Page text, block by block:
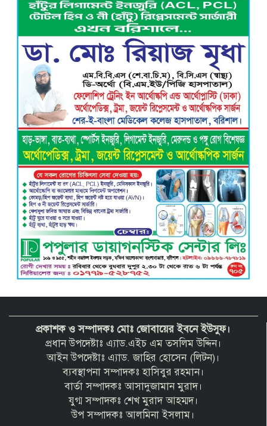
সিআইডিকে তদন্তের নির্দেশ
নতুন নেতৃত্বে এগিয়ে যাওয়ার প্রত্যয়ে
বাকেরগঞ্জের বাখরকাঠি বি আই টি বালিকা
মাধ্যমিক বিদ্যালয়, এডহক কমিটির অভিষেকে
শিক্ষার মানোন্নয়নের অঙ্গীকার
বরিশালে গভীর রাতে বিশ্ববিদ্যালয়
শিক্ষার্থীদের তৎপরতায় অবৈধ বাল্কহেড এবং
লোড ড্রেজার জব্দ, ৪ জনের এক মাসের
কারাদণ্ড
ভয়াবহ বিস্ফোরণে কেঁপে উঠল বাকেরগঞ্জ:
আগুনে দগ্ধ নারী-শিশুসহ ৩, তুলাতলা নদীতে
ঝাঁপ দিয়ে প্রাণ বাঁচানোর চেষ্টা
প্রকাশক ও সম্পাদকঃ মোঃ জোবায়ের ইবনে ইউসুফ।
প্রধান উপদেষ্টাঃ এ্যাড.এইচ এম তসলিম উদ্দিন।
আইন উপদেষ্টাঃ এ্যাড. জাহির হোসেন (লিটন)।
ব্যবস্থাপনা সম্পাদকঃ হাসিবুর রহমান।
বার্তা সম্পাদকঃ আসাদুজামান মুরাদ।
যুগ্ম সম্পাদকঃ শেখ মুরাদ আহম্মদ।
উপ সম্পাদকঃ আলমিনা ইসলাম।